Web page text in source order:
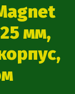
мм,